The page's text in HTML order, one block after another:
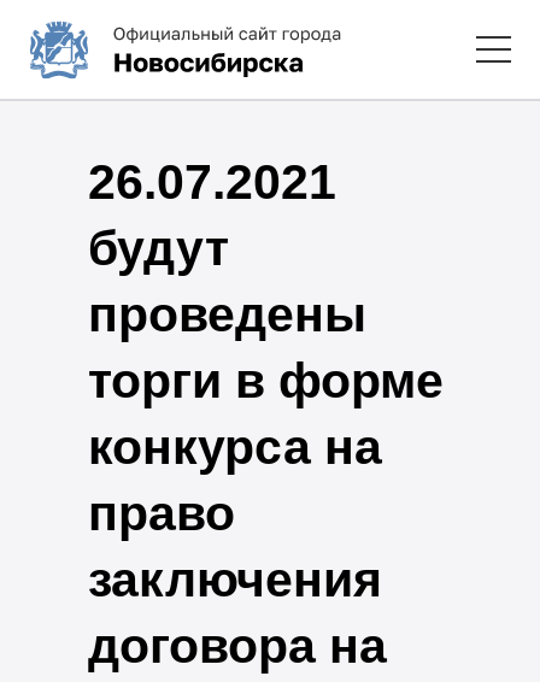
26.07.2021
будут
проведены
торги в форме
конкурса на
право
заключения
договора на